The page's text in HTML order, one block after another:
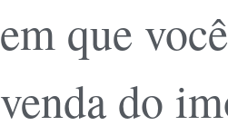
em que
venda do